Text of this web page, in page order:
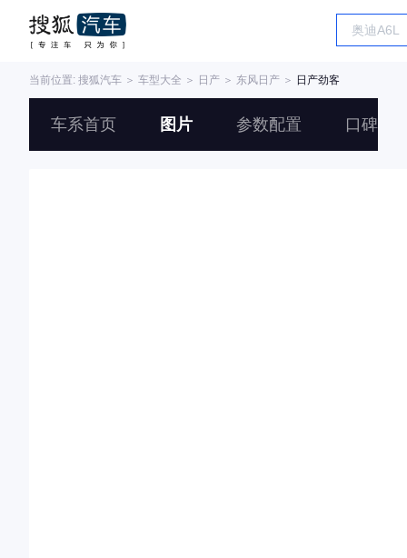
当前位置: 搜狐汽车 ＞ 车型大全 ＞ 日产 ＞ 东风日产 ＞ 日产劲客
车系首页 图片 参数配置 口碑